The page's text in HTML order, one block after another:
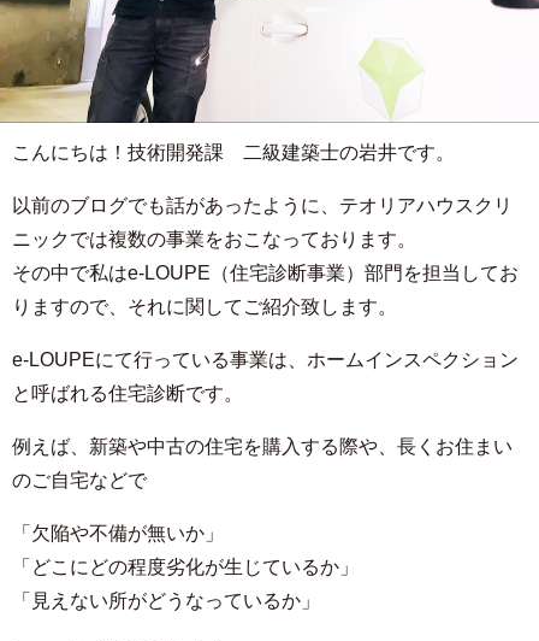
こんにちは！技術開発課 二級建築士の岩井です。
以前のブログでも話があったように、テオリアハウスクリ
ニックでは複数の事業をおこなっております。
その中で私はe-LOUPE（住宅診断事業）部門を担当してお
りますので、それに関してご紹介致します。
e-LOUPEにて行っている事業は、ホームインスペクション
と呼ばれる住宅診断です。
例えば、新築や中古の住宅を購入する際や、長くお住まい
のご自宅などで
「欠陥や不備が無いか」
「どこにどの程度劣化が生じているか」
「見えない所がどうなっているか」